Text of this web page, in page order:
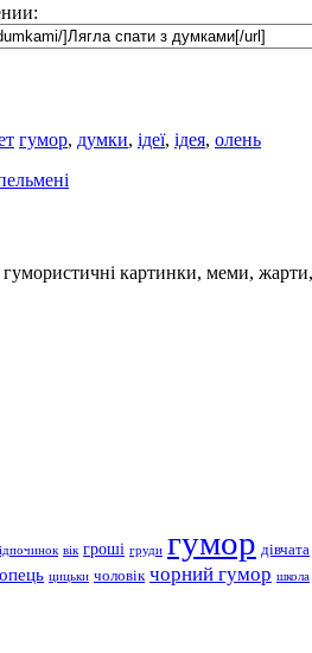
гумор, думки, ідеї, ідея, олень
картинки, меми,
вік гроші груди гумор дівчата
цицьки чоловік чорний гумор школа